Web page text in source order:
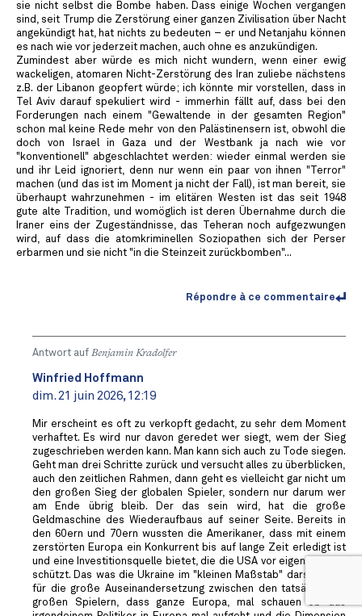
sie nicht selbst die Bombe haben. Dass einige Wochen vergangen
sind, seit Trump die Zerstörung einer ganzen Zivilisation über Nacht
angekündigt hat, hat nichts zu bedeuten – er und Netanjahu können
es nach wie vor jederzeit machen, auch ohne es anzukündigen.
Zumindest aber würde es mich nicht wundern, wenn einer ewig
wackeligen, atomaren Nicht-Zerstörung des Iran zuliebe nächstens
z.B. der Libanon geopfert würde; ich könnte mir vorstellen, dass in
Tel Aviv darauf spekuliert wird - immerhin fällt auf, dass bei den
Forderungen nach einem "Gewaltende in der gesamten Region"
schon mal keine Rede mehr von den Palästinensern ist, obwohl die
doch von Israel in Gaza und der Westbank ja nach wie vor
"konventionell" abgeschlachtet werden: wieder einmal werden sie
und ihr Leid ignoriert, denn nur wenn ein paar von ihnen "Terror"
machen (und das ist im Moment ja nicht der Fall), ist man bereit, sie
überhaupt wahrzunehmen - im elitären Westen ist das seit 1948
gute alte Tradition, und womöglich ist deren Übernahme durch die
Iraner eins der Zugeständnisse, das Teheran noch aufgezwungen
wird, auf dass die atomkriminellen Soziopathen sich der Perser
erbarmen und sie nicht "in die Steinzeit zurückbomben"...
Répondre à ce commentaire
Antwort auf Benjamin Kradolfer
Winfried Hoffmann
dim. 21 juin 2026, 12:19
Mir erscheint es oft zu verkopft gedacht, zu sehr dem Moment
verhaftet. Es wird nur davon geredet wer siegt, wem der Sieg
zugeschrieben werden kann. Man kann sich auch zu Tode siegen.
Geht man drei Schritte zurück und versucht alles zu überblicken,
auch den zeitlichen Rahmen, dann geht es vielleicht gar nicht um
den großen Sieg der globalen Spieler, sondern nur darum wer
am Ende übrig bleib. Der das sein wird, hat die große
Geldmaschine des Wiederaufbaus auf seiner Seite. Bereits in
den 60ern und 70ern wussten die Amerikaner, dass mit einem
zerstörten Europa ein Konkurrent bis auf lange Zeit erledigt ist
und eine Investitionsquelle bietet, die die USA vor eigene Krisen
schützt. Das was die Ukraine im "kleinen Maßstab" darstellt, ist
für die große Auseinandersetzung zwischen den tatsächlichen
großen Spielern, dass ganze Europa, mal schauen ob das